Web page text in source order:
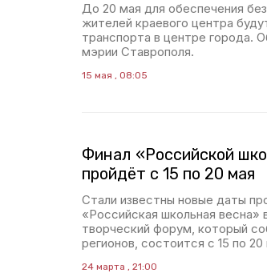
До 20 мая для обеспечения
жителей краевого центра
транспорта в центре города.
мэрии Ставрополя.
15 мая , 08:05
Финал «Российской
пройдёт с 15 по 20 мая
Стали известны новые даты
«Российская школьная
творческий форум, который
регионов, состоится с 15 по
24 марта , 21:00